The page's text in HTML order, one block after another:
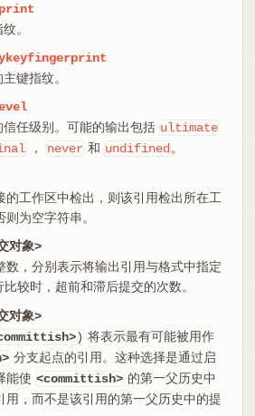
。
键指纹。
任级别。可能的输出包括 ultimate
， never 和 undifined 。
的工作区中检出，则该引用检出所在工
为空字符串。
对象>
数，分别表示将输出引用与格式中指定
比较时，超前和滞后提交的次数。
对象>
) 将表示最有可能被用作
分支起点的引用。这种选择是通过启
能使 <committish> 的第一父历史中
用，而不是该引用的第一父历史中的提